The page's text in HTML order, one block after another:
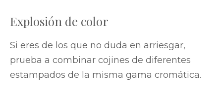
Explosión de color
Si eres de los que no duda en arriesgar,
prueba a combinar cojines de diferentes
estampados de la misma gama cromática.